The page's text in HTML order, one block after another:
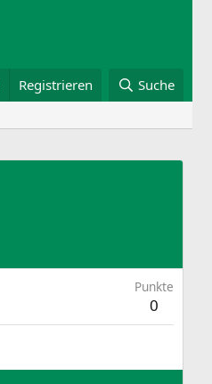
Registrieren Suche
Punkte
0